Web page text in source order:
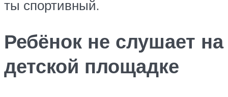
ты спортивный.
Ребёнок не слушает на
детской площадке